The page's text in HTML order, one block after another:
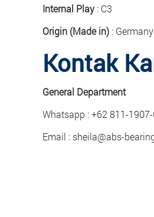
Internal Play: C3
Origin (Made in) : Germany
Kontak
General Department
Whatsapp : +62 811-
Email : sheila@abs-